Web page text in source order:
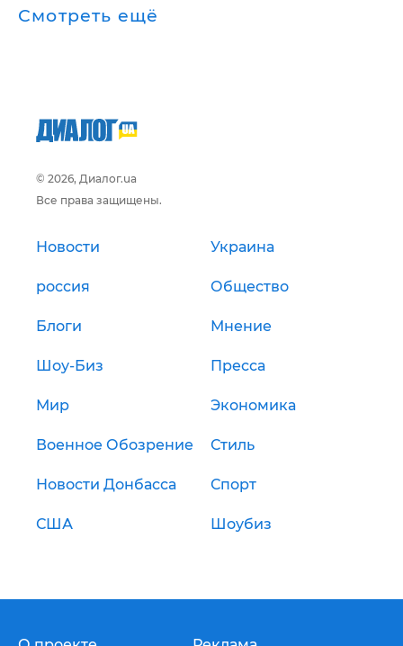
Смотреть ещё
© 2026, Диалог.ua
Все права защищены.
Новости Украина
россия Общество
Блоги Мнение
Шоу-Биз Пресса
Мир Экономика
Военное Обозрение Стиль
Новости Донбасса Спорт
США Шоубиз